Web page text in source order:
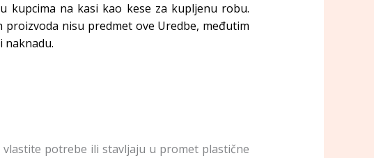
na kasi kao kese za kupljenu robu.
nisu predmet ove Uredbe, međutim
naknadu.
potrebe ili stavljaju u promet plastične